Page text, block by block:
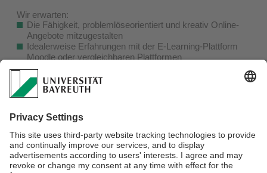
Wir erwarten:
Die Fähigkeit, problemlöseorientiert und kreativ Online-
Angebote mitzugestalten
Idealerweise Erfahrungen mit der E-Learning-Plattform
Moodle oder vergleichbaren Plattformen
Die Bereitschaft, werktags flexibel am FBZHL zu arbeiten
Interessierte Studierende bewerben sich bitte formlos unter
Angabe des Studiengangs und der Semesterzahl per E-Mail
4637) bei Herrn PD Dr. Frank Meyer, Fortbildungszentrum
Für Rückfragen im Vorfeld stehen wir Ihnen gerne zur
Verfügung.